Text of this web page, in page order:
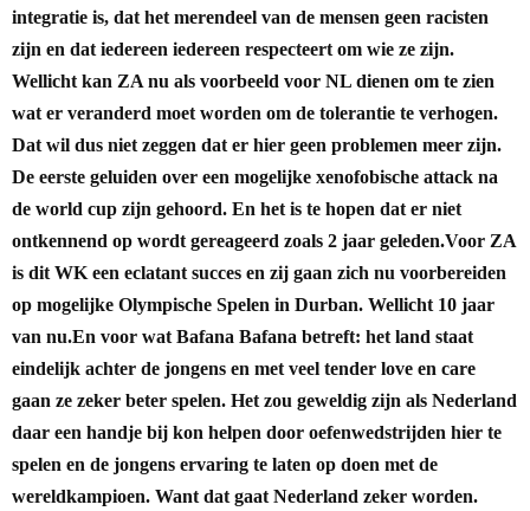
integratie is, dat het merendeel van de mensen geen racisten
zijn en dat iedereen iedereen respecteert om wie ze zijn.
Wellicht kan ZA nu als voorbeeld voor NL dienen om te zien
wat er veranderd moet worden om de tolerantie te verhogen.
Dat wil dus niet zeggen dat er hier geen problemen meer zijn.
De eerste geluiden over een mogelijke xenofobische attack na
de world cup zijn gehoord. En het is te hopen dat er niet
ontkennend op wordt gereageerd zoals 2 jaar geleden.Voor ZA
is dit WK een eclatant succes en zij gaan zich nu voorbereiden
op mogelijke Olympische Spelen in Durban. Wellicht 10 jaar
van nu.En voor wat Bafana Bafana betreft: het land staat
eindelijk achter de jongens en met veel tender love en care
gaan ze zeker beter spelen. Het zou geweldig zijn als Nederland
daar een handje bij kon helpen door oefenwedstrijden hier te
spelen en de jongens ervaring te laten op doen met de
wereldkampioen. Want dat gaat Nederland zeker worden.